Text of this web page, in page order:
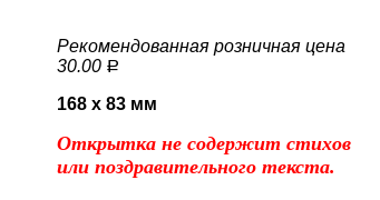
Рекомендованная розничная цена
30.00 a
168 x 83 мм
Открытка не содержит стихов
или поздравительного текста.